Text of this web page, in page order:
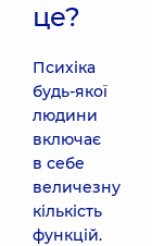
це?
Психіка
будь-якої
людини
включає
в себе
величезну
кількість
функцій.